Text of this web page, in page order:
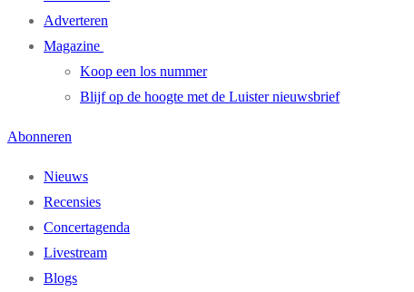
Adverteren
Magazine
Koop een los nummer
Blijf op de hoogte met de Luister nieuwsbrief
Abonneren
Nieuws
Recensies
Concertagenda
Livestream
Blogs